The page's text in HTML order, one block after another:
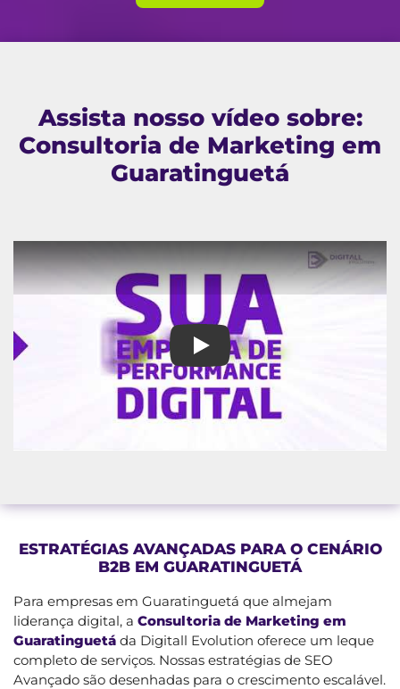
Assista nosso vídeo sobre:
Consultoria de Marketing em
Guaratinguetá
Consultoria de Marketing em
ESTRATÉGIAS AVANÇADAS PARA O CENÁRIO
B2B EM GUARATINGUETÁ
Para empresas em Guaratinguetá que almejam
liderança digital, a Consultoria de Marketing em
Guaratinguetá da Digitall Evolution oferece um leque
completo de serviços. Nossas estratégias de SEO
Avançado são desenhadas para o crescimento escalável.